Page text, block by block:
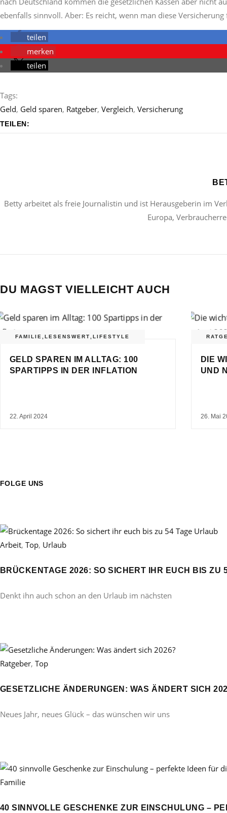
ebenfalls sinnvoll. Aber: Es reicht, wenn man diese
teilen
merken
teilen
Tags:
Geld, Geld sparen, Ratgeber, Vergleich, Versicherung
TEILEN:
Betty arbeitet als freie Journalistin und ist Herausgeberin im
Europa,
DU MAGST VIELLEICHT AUCH
FAMILIE LESENSWERT LIFESTYLE
GELD SPAREN IM ALLTAG: 100
SPARTIPPS IN DER INFLATION
22. April 2024
DIE
UND
26. Mai
FOLGE UNS
Arbeit, Top, Urlaub
BRÜCKENTAGE 2026: SO SICHERT IHR EUCH BIS ZU
Denkt ihn auch schon an den Urlaub im nächsten
Ratgeber, Top
GESETZLICHE ÄNDERUNGEN: WAS ÄNDERT SICH
Neues Jahr, neues Glück – das wünschen wir uns
Familie
40 SINNVOLLE GESCHENKE ZUR EINSCHULUNG –